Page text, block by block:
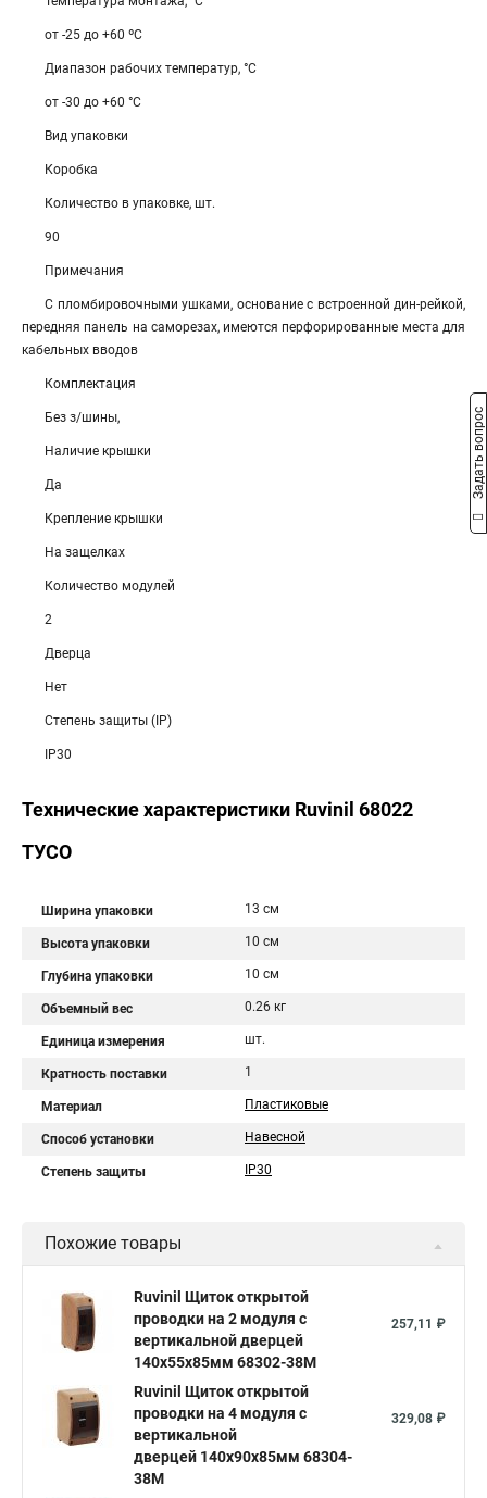
от -25 до +60 ºС
Диапазон рабочих температур, °С
от -30 до +60 °С
Вид упаковки
Коробка
Количество в упаковке, шт.
90
Примечания
С пломбировочными ушками, основание с встроенной дин-рейкой,
передняя панель на саморезах, имеются перфорированные места для
кабельных вводов
Комплектация
Без з/шины,
Наличие крышки
Да
Крепление крышки
На защелках
Количество модулей
2
Дверца
Нет
Степень защиты (IP)
IP30
Технические характеристики Ruvinil 68022
ТУСО
Ширина упаковки 13 см
Высота упаковки 10 см
Глубина упаковки 10 см
Объемный вес 0.26 кг
Единица измерения шт.
Кратность поставки 1
Материал Пластиковые
Способ установки Навесной
Степень защиты IP30
Похожие товары
Ruvinil Щиток открытой
проводки на 2 модуля с
вертикальной дверцей
140х55х85мм 68302-38М
257,11 ₽
Ruvinil Щиток открытой
проводки на 4 модуля с
вертикальной
дверцей 140х90х85мм 68304-
38М
329,08 ₽
Задать вопрос